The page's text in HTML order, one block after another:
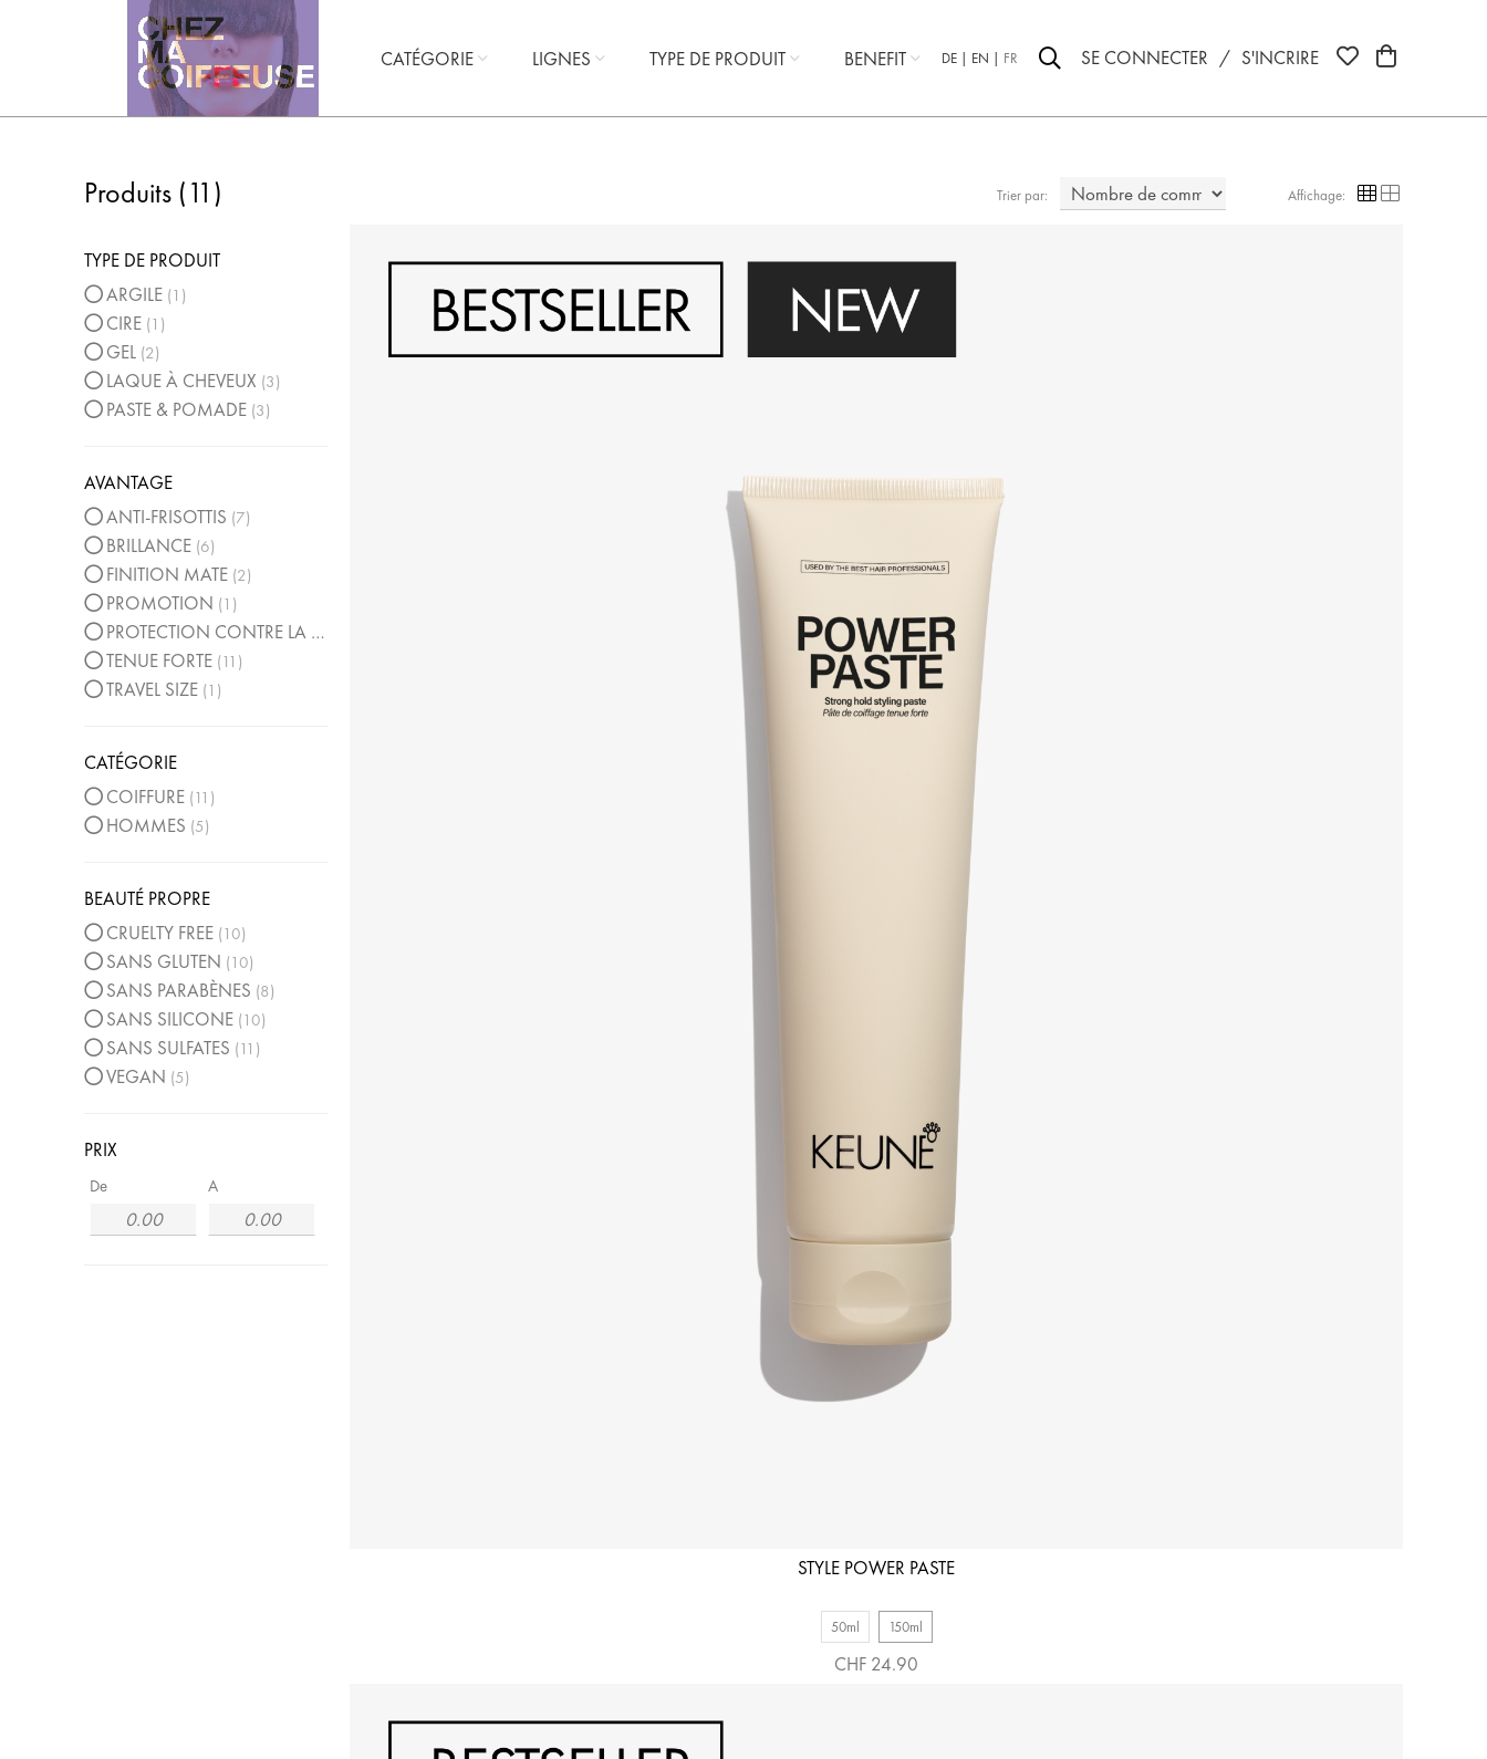
CATÉGORIE LIGNES TYPE DE PRODUIT BENEFIT DE EN FR SE CONNECTER / S'INCRIRE
Produits (11 ) Trier par: Affichage:
TYPE DE PRODUIT
ARGILE 1
CIRE 1
GEL 2
LAQUE À CHEVEUX 3
PASTE & POMADE 3
AVANTAGE
ANTI-FRISOTTIS 7
BRILLANCE 6
FINITION MATE 2
PROMOTION 1
PROTECTION CONTRE LA CHALEUR
TENUE FORTE 11
TRAVEL SIZE 1
CATÉGORIE
COIFFURE 11
HOMMES 5
BEAUTÉ PROPRE
CRUELTY FREE 10
SANS GLUTEN 10
SANS PARABÈNES 8
SANS SILICONE 10
SANS SULFATES 11
VEGAN 5
PRIX
De A
STYLE POWER PASTE
50ml 150ml
CHF 24.90